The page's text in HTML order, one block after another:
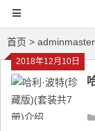
首页 >
2018年12月10日